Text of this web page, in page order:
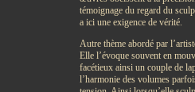
témoignage du regard du
a ici une exigence de vérité.
Autre thème abordé par
Elle l’évoque souvent en
facétieux ainsi un couple de
l’harmonie des volumes